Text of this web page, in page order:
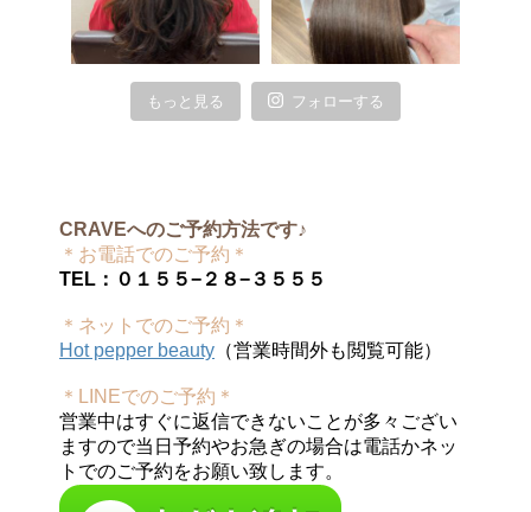
もっと見る フォローする
CRAVEへのご予約方法です♪
＊お電話でのご予約＊
TEL：０１５５−２８−３５５５
＊ネットでのご予約＊
Hot pepper beauty （営業時間外も閲覧可能）
＊LINEでのご予約＊
営業中はすぐに返信できないことが多々ござい
ますので当日予約やお急ぎの場合は電話かネッ
トでのご予約をお願い致します。